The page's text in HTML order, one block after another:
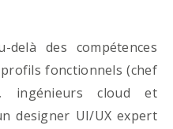
des compétences
fonctionnels (chef
ingénieurs cloud et
designer UI/UX expert